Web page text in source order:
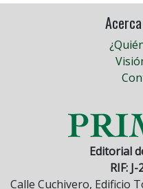
Editorial
RIF:
Calle Cuchivero, Edificio